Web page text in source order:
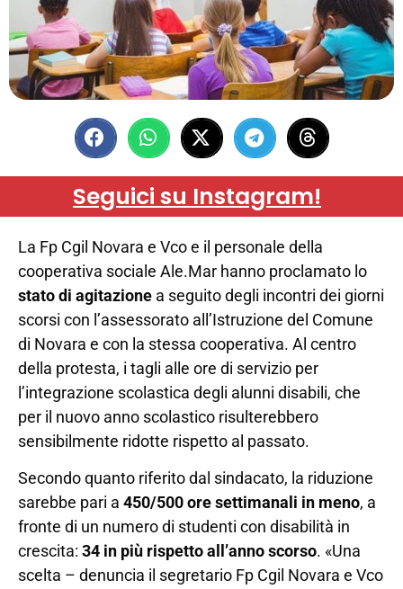
Seguici su Instagram!
La Fp Cgil Novara e Vco e il personale della
cooperativa sociale Ale.Mar hanno proclamato lo
stato di agitazione a seguito degli incontri dei giorni
scorsi con l’assessorato all’Istruzione del Comune
di Novara e con la stessa cooperativa. Al centro
della protesta, i tagli alle ore di servizio per
l’integrazione scolastica degli alunni disabili, che
per il nuovo anno scolastico risulterebbero
sensibilmente ridotte rispetto al passato.
Secondo quanto riferito dal sindacato, la riduzione
sarebbe pari a 450/500 ore settimanali in meno, a
fronte di un numero di studenti con disabilità in
crescita: 34 in più rispetto all’anno scorso. «Una
scelta – denuncia il segretario Fp Cgil Novara e Vco